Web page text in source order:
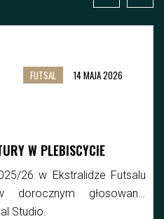
FUTSAL 14 MAJA 2026
W PLEBISCYCIE
26 w Ekstralidze Futsalu
głosowaniu
Studio.